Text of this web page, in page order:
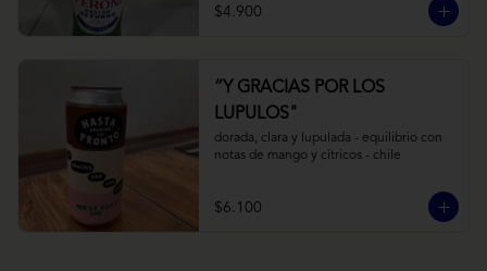
$4.900
“Y GRACIAS POR LOS
LUPULOS"
dorada, clara y lupulada - equilibrio con
notas de mango y cítricos - chile
$6.100